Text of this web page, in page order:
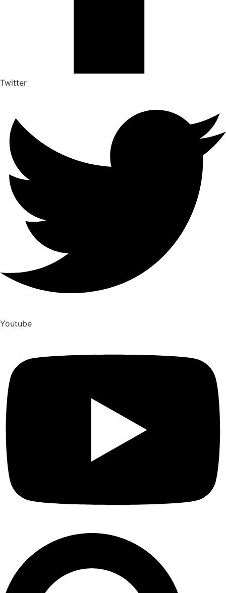
Twitter
Youtube